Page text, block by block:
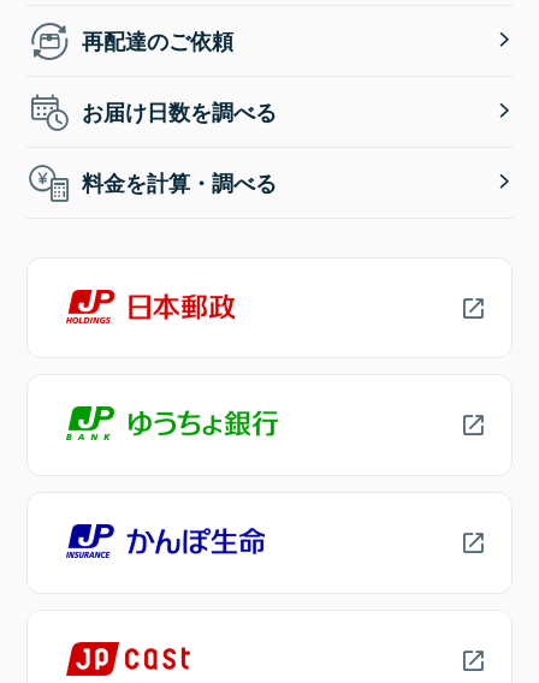
再配達のご依頼
お届け日数を調べる
料金を計算・調べる